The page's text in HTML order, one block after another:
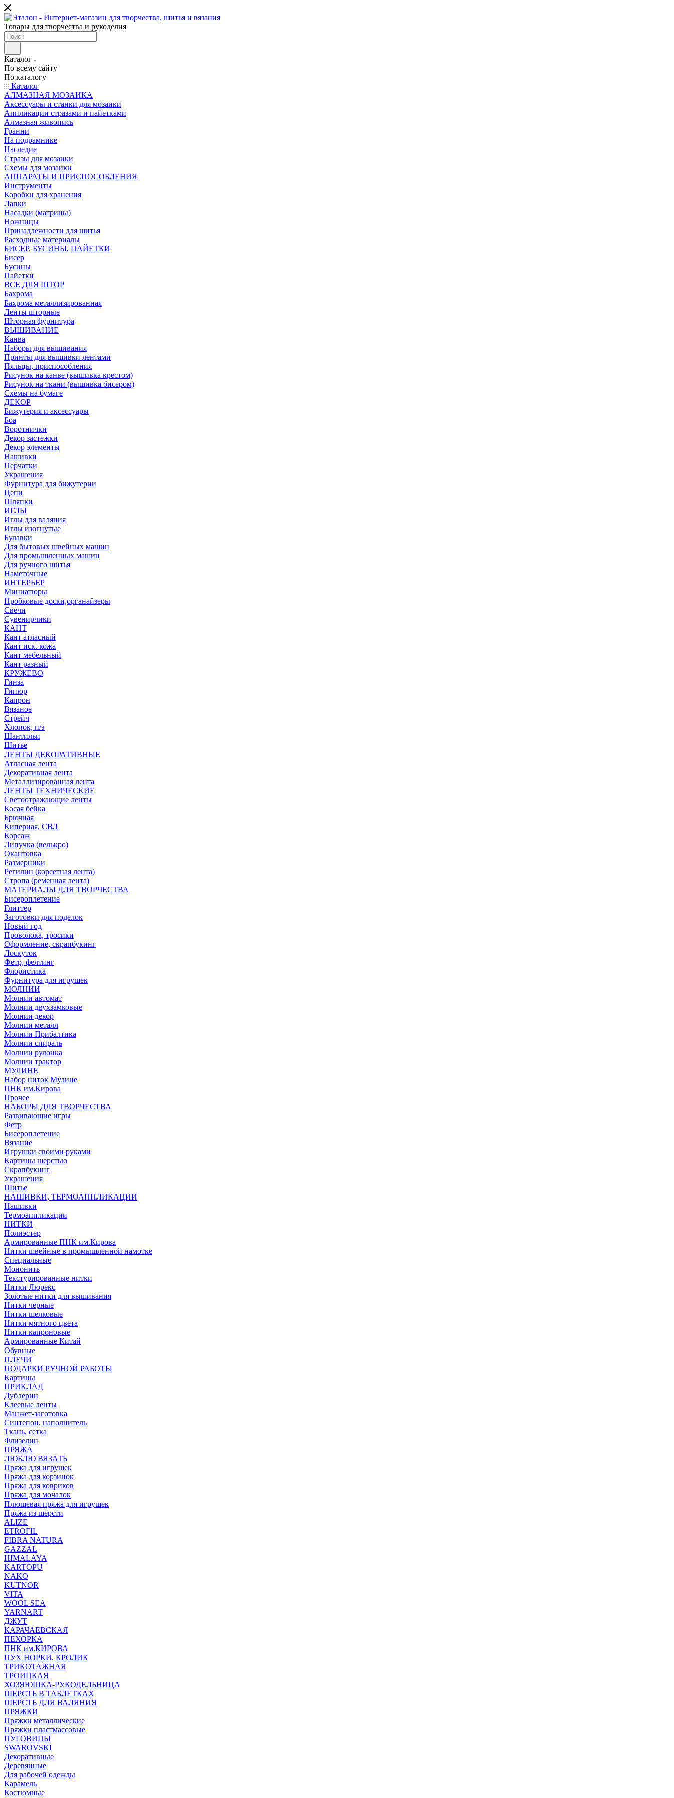
Товары для творчества и рукоделия
Каталог
По всему сайту
По каталогу
Каталог
АЛМАЗНАЯ МОЗАИКА
Аксессуары и станки для мозаики
Аппликации стразами и пайетками
Алмазная живопись
Гранни
На подрамнике
Наследие
Стразы для мозаики
Схемы для мозаики
АППАРАТЫ И ПРИСПОСОБЛЕНИЯ
Инструменты
Коробки для хранения
Лапки
Насадки (матрицы)
Ножницы
Принадлежности для шитья
Расходные материалы
БИСЕР, БУСИНЫ, ПАЙЕТКИ
Бисер
Бусины
Пайетки
ВСЕ ДЛЯ ШТОР
Бахрома
Бахрома металлизированная
Ленты шторные
Шторная фурнитура
ВЫШИВАНИЕ
Канва
Наборы для вышивания
Принты для вышивки лентами
Пяльцы, приспособления
Рисунок на канве (вышивка крестом)
Рисунок на ткани (вышивка бисером)
Схемы на бумаге
ДЕКОР
Бижутерия и аксессуары
Боа
Воротнички
Декор застежки
Декор элементы
Нашивки
Перчатки
Украшения
Фурнитура для бижутерии
Цепи
Шляпки
ИГЛЫ
Иглы для валяния
Иглы изогнутые
Булавки
Для бытовых швейных машин
Для промышленных машин
Для ручного шитья
Наметочные
ИНТЕРЬЕР
Миниатюры
Пробковые доски,органайзеры
Свечи
Сувенирчики
КАНТ
Кант атласный
Кант иск. кожа
Кант мебельный
Кант разный
КРУЖЕВО
Гинза
Гипюр
Капрон
Вязаное
Стрейч
Хлопок, п/э
Шантильи
Шитье
ЛЕНТЫ ДЕКОРАТИВНЫЕ
Атласная лента
Декоративная лента
Металлизированная лента
ЛЕНТЫ ТЕХНИЧЕСКИЕ
Светоотражающие ленты
Косая бейка
Брючная
Киперная, СВЛ
Корсаж
Липучка (велькро)
Окантовка
Размерники
Регилин (корсетная лента)
Стропа (ременная лента)
МАТЕРИАЛЫ ДЛЯ ТВОРЧЕСТВА
Бисероплетение
Глиттер
Заготовки для поделок
Новый год
Проволока, тросики
Оформление, скрапбукинг
Лоскуток
Фетр, фелтинг
Флористика
Фурнитура для игрушек
МОЛНИИ
Молнии автомат
Молнии двухзамковые
Молнии декор
Молнии металл
Молнии Прибалтика
Молнии спираль
Молнии рулонка
Молнии трактор
МУЛИНЕ
Набор ниток Мулине
ПНК им.Кирова
Прочее
НАБОРЫ ДЛЯ ТВОРЧЕСТВА
Развивающие игры
Фетр
Бисероплетение
Вязание
Игрушки своими руками
Картины шерстью
Скрапбукинг
Украшения
Шитье
НАШИВКИ, ТЕРМОАППЛИКАЦИИ
Нашивки
Термоаппликации
НИТКИ
Полиэстер
Армированные ПНК им.Кирова
Нитки швейные в промышленной намотке
Специальные
Мононить
Текстурированные нитки
Нитки Люрекс
Золотые нитки для вышивания
Нитки черные
Нитки шелковые
Нитки мятного цвета
Нитки капроновые
Армированные Китай
Обувные
ПЛЕЧИ
ПОДАРКИ РУЧНОЙ РАБОТЫ
Картины
ПРИКЛАД
Дублерин
Клеевые ленты
Манжет-заготовка
Синтепон, наполнитель
Ткань, сетка
Флизелин
ПРЯЖА
ЛЮБЛЮ ВЯЗАТЬ
Пряжа для игрушек
Пряжа для корзинок
Пряжа для ковриков
Пряжа для мочалок
Плюшевая пряжа для игрушек
Пряжа из шерсти
ALIZE
ETROFIL
FIBRA NATURA
GAZZAL
HIMALAYA
KARTOPU
NAKO
KUTNOR
VITA
WOOL SEA
YARNART
ДЖУТ
КАРАЧАЕВСКАЯ
ПЕХОРКА
ПНК им.КИРОВА
ПУХ НОРКИ, КРОЛИК
ТРИКОТАЖНАЯ
ТРОИЦКАЯ
ХОЗЯЮШКА-РУКОДЕЛЬНИЦА
ШЕРСТЬ В ТАБЛЕТКАХ
ШЕРСТЬ ДЛЯ ВАЛЯНИЯ
ПРЯЖКИ
Пряжки металлические
Пряжки пластмассовые
ПУГОВИЦЫ
SWAROVSKI
Декоративные
Деревянные
Для рабочей одежды
Карамель
Костюмные